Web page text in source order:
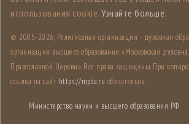
использования cookie. Узнайте больше.
© 2005-2026, Религиозная организация - духовная
организация высшего образования «Московская
Православной Церкви». Все права защищены. При
ссылка на сайт https://mpda.ru обязательна.
Министерство науки и высшего образования РФ